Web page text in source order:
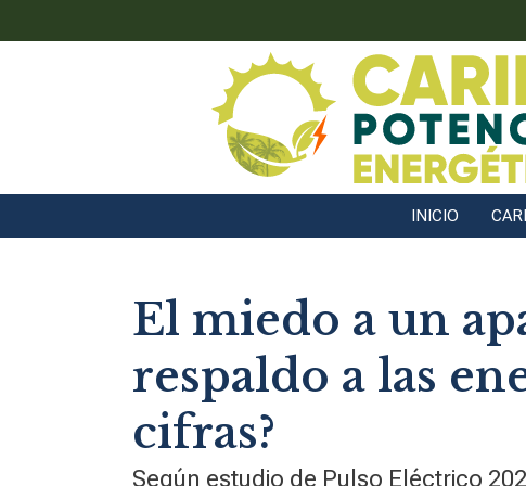
INICIO
El miedo a un
respaldo a las
cifras?
Según estudio de Pulso Eléctrico